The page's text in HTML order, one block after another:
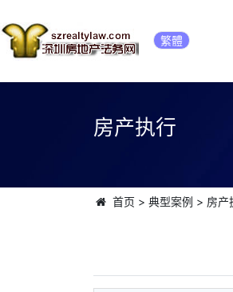
繁體
房产执行
首页 > 典型案例 > 房产